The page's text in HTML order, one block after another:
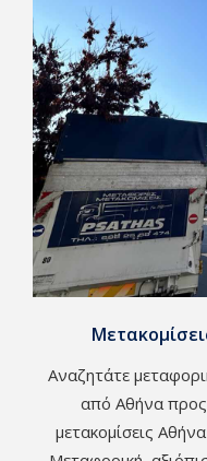
Αναζητάτε
από Αθήνα
μετακομίσεις